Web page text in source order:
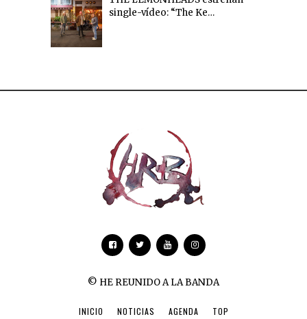
single-vídeo: “The Ke…
© HE REUNIDO A LA BANDA
INICIO NOTICIAS AGENDA TOP